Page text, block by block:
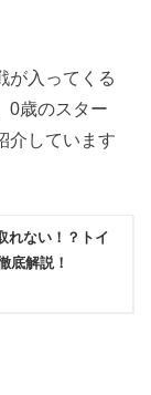
が入ってくる
0歳のスター
介しています
れない！？トイ
底解説！